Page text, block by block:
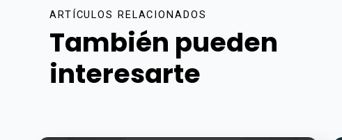
ARTÍCULOS RELACIONADOS
También pueden
interesarte